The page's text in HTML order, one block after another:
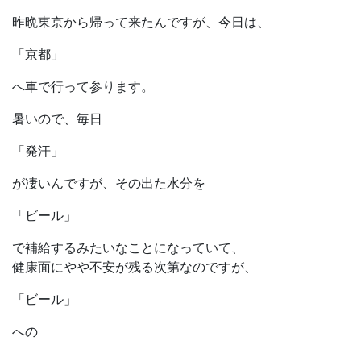
昨晩東京から帰って来たんですが、今日は、
「京都」
へ車で行って参ります。
暑いので、毎日
「発汗」
が凄いんですが、その出た水分を
「ビール」
で補給するみたいなことになっていて、
健康面にやや不安が残る次第なのですが、
「ビール」
への